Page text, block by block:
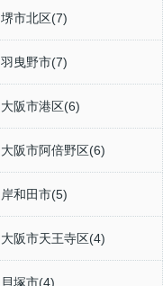
堺市北区(7)
羽曳野市(7)
大阪市港区(6)
大阪市阿倍野区(6)
岸和田市(5)
大阪市天王寺区(4)
貝塚市(4)